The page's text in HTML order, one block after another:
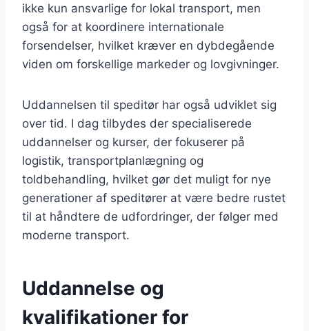
ikke kun ansvarlige for lokal transport, men
også for at koordinere internationale
forsendelser, hvilket kræver en dybdegående
viden om forskellige markeder og lovgivninger.
Uddannelsen til speditør har også udviklet sig
over tid. I dag tilbydes der specialiserede
uddannelser og kurser, der fokuserer på
logistik, transportplanlægning og
toldbehandling, hvilket gør det muligt for nye
generationer af speditører at være bedre rustet
til at håndtere de udfordringer, der følger med
moderne transport.
Uddannelse og
kvalifikationer for